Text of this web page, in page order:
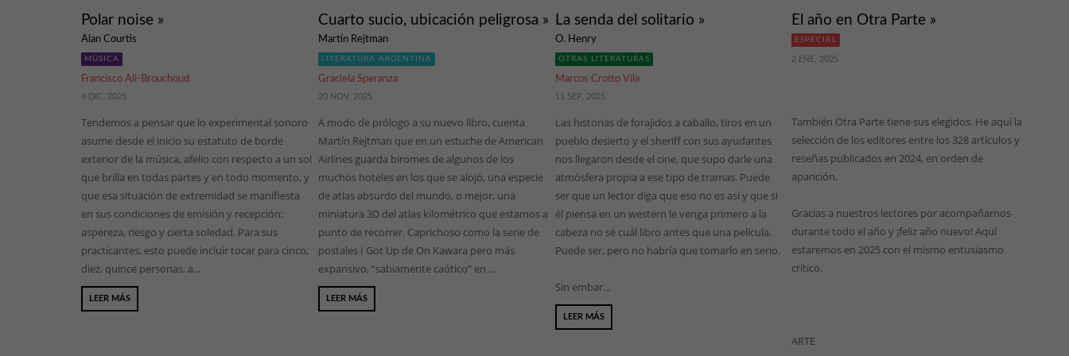
Polar noise »
Alan Courtis
MÚSICA
Francisco Ali-Brouchoud
4 DIC, 2025
Tendemos a pensar que lo experimental sonoro
asume desde el inicio su estatuto de borde
exterior de la música, afelio con respecto a un sol
que brilla en todas partes y en todo momento, y
que esa situación de extremidad se manifiesta
en sus condiciones de emisión y recepción:
aspereza, riesgo y cierta soledad. Para sus
practicantes, esto puede incluir tocar para cinco,
diez, quince personas, a...
LEER MÁS
Cuarto sucio, ubicación peligrosa »
Martín Rejtman
LITERATURA ARGENTINA
Graciela Speranza
20 NOV, 2025
A modo de prólogo a su nuevo libro, cuenta
Martín Rejtman que en un estuche de American
Airlines guarda biromes de algunos de los
muchos hoteles en los que se alojó, una especie
de atlas absurdo del mundo, o mejor, una
miniatura 3D del atlas kilométrico que estamos a
punto de recorrer. Caprichoso como la serie de
postales I Got Up de On Kawara pero más
expansivo, “sabiamente caótico” en ...
LEER MÁS
La senda del solitario »
O. Henry
OTRAS LITERATURAS
Marcos Crotto Vila
11 SEP, 2025
Las historias de forajidos a caballo, tiros en un
pueblo desierto y el sheriff con sus ayudantes
nos llegaron desde el cine, que supo darle una
atmósfera propia a ese tipo de tramas. Puede
ser que un lector diga que eso no es así y que si
él piensa en un western le venga primero a la
cabeza no sé cuál libro antes que una película.
Puede ser, pero no habría que tomarlo en serio.
Sin embar...
LEER MÁS
El año en Otra Parte »
ESPECIAL
2 ENE, 2025
También Otra Parte tiene sus elegidos. He aquí la
selección de los editores entre los 328 artículos y
reseñas publicados en 2024, en orden de
aparición.
Gracias a nuestros lectores por acompañarnos
durante todo el año y ¡feliz año nuevo! Aquí
estaremos en 2025 con el mismo entusiasmo
crítico.
ARTE